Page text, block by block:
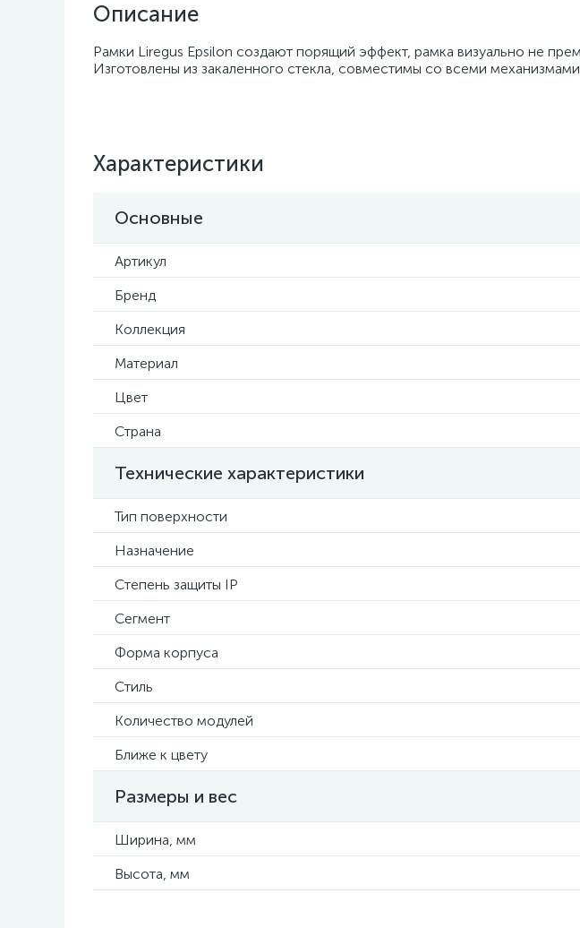
Описание
Рамки Liregus Epsilon создают порящий эффект, рамка визуально не
Изготовлены из закаленного стекла, совместимы со всеми
Характеристики
Основные
Артикул
Бренд
Коллекция
Материал
Цвет
Страна
Технические характеристики
Тип поверхности
Назначение
Степень защиты IP
Сегмент
Форма корпуса
Стиль
Количество модулей
Ближе к цвету
Размеры и вес
Ширина, мм
Высота, мм